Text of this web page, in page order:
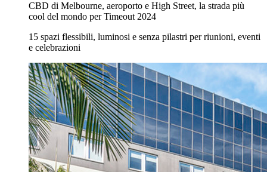
CBD di Melbourne, aeroporto e High Street, la strada più
cool del mondo per Timeout 2024
15 spazi flessibili, luminosi e senza pilastri per riunioni, eventi
e celebrazioni